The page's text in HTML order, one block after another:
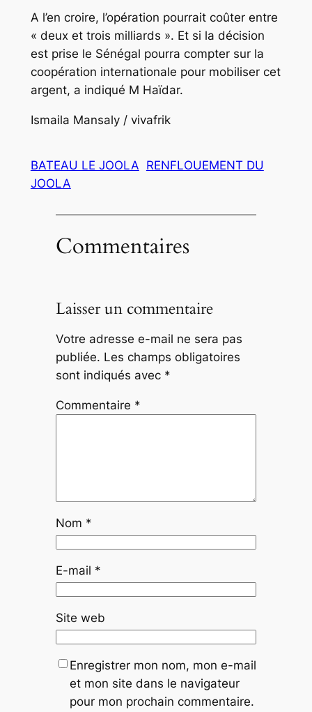
A l’en croire, l’opération pourrait coûter entre
« deux et trois milliards ». Et si la décision
est prise le Sénégal pourra compter sur la
coopération internationale pour mobiliser cet
argent, a indiqué M Haïdar.
Ismaila Mansaly / vivafrik
BATEAU LE JOOLA RENFLOUEMENT DU
JOOLA
Commentaires
Laisser un commentaire
Votre adresse e-mail ne sera pas
publiée. Les champs obligatoires
sont indiqués avec *
Commentaire *
Nom *
E-mail *
Site web
Enregistrer mon nom, mon e-mail
et mon site dans le navigateur
pour mon prochain commentaire.